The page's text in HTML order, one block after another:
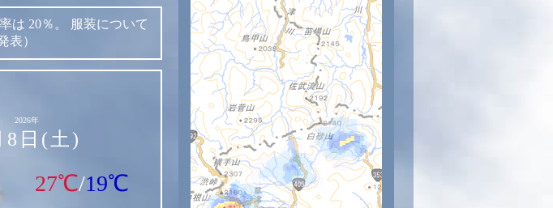
は 20％。
服装について
表）
2026年
8日(土)
27℃/19℃